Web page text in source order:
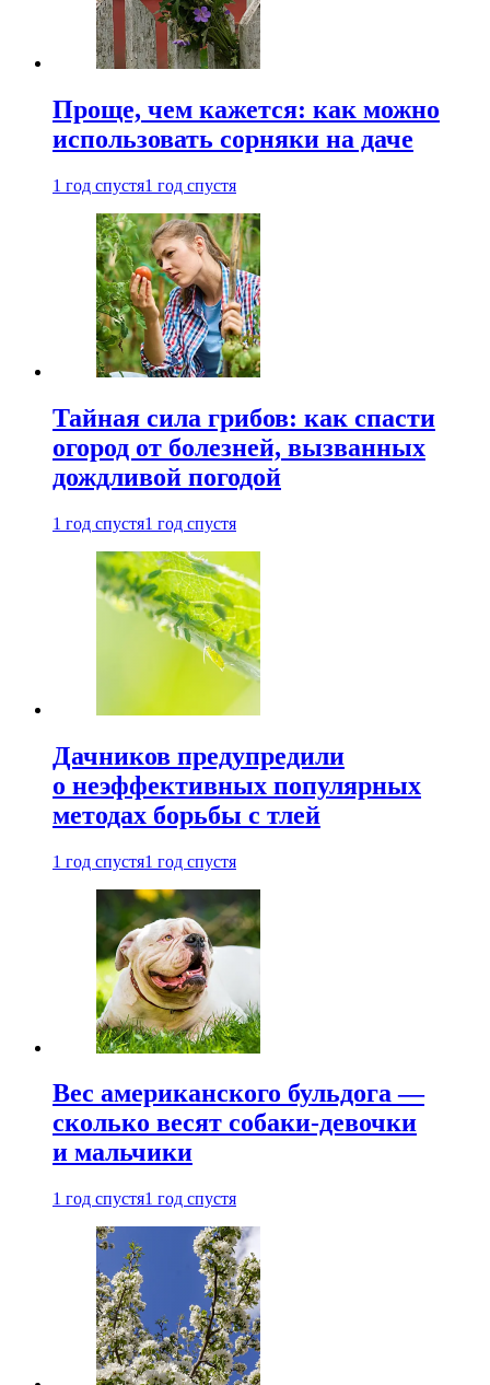
Проще, чем кажется: как можно
использовать сорняки на даче
1 год спустя1 год спустя
Тайная сила грибов: как спасти
огород от болезней, вызванных
дождливой погодой
1 год спустя1 год спустя
Дачников предупредили
о неэффективных популярных
методах борьбы с тлей
1 год спустя1 год спустя
Вес американского бульдога —
сколько весят собаки-девочки
и мальчики
1 год спустя1 год спустя